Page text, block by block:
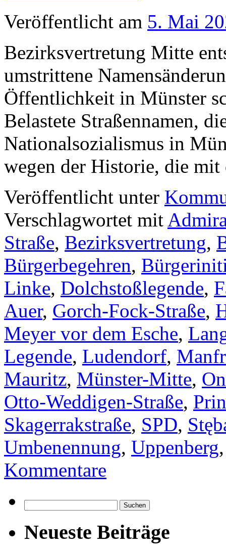
Veröffentlicht am 5. Mai
Bezirksvertretung Mitte
umstrittene
Öffentlichkeit in Münster
Belastete Straßennamen,
Nationalsozialismus in
wegen der Historie, die
Veröffentlicht unter
Verschlagwortet mit
Straße, Bezirksvertretung,
Bürgerbegehren,
Linke, Dolchstoßlegende,
Auer, Gorch-Fock-Straße,
Meyer vor dem Esche,
Legende, Ludendorf,
Mauritz, Münster-Mitte,
Otto-Weddigen-Straße,
Skagerrakstraße, SPD,
Umbenennung, Uppenberg
Kommentare
nach:
Neueste Beiträge